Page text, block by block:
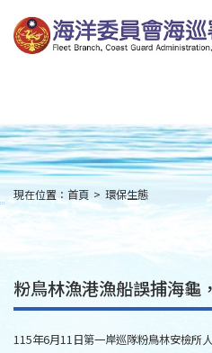
到
主
要
main
content
:::
現在位置： 首頁 > 環保生態
粉鳥林漁港漁船誤捕海龜
115年6月11日第一岸巡隊粉鳥林安檢所